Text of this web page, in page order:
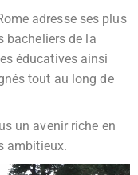
adresse ses plus
bacheliers de la
éducatives ainsi
tout au long de
un avenir riche en
ambitieux.